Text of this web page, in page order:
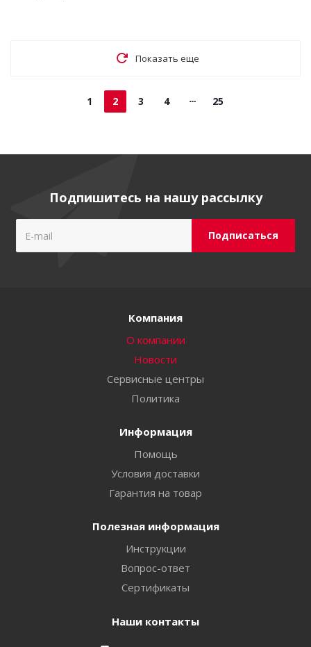
Показать еще
1 2 3 4 25
Подпишитесь на нашу рассылку
Компания
О компании
Новости
Сервисные центры
Политика
Информация
Помощь
Условия доставки
Гарантия на товар
Полезная информация
Инструкции
Вопрос-ответ
Сертификаты
Наши контакты